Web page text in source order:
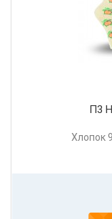
П3
Хлопок